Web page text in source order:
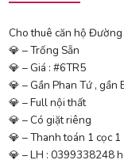
Cho thuê căn hộ
💎 – Trống Sẵn
💎 – Giá : #6TR5
💎 – Gần Phan Tứ ,
💎 – Full nội thất
💎 – Có giặt riêng
💎 – Thanh toán 1 cọc 1
💎 – LH : 0399338248